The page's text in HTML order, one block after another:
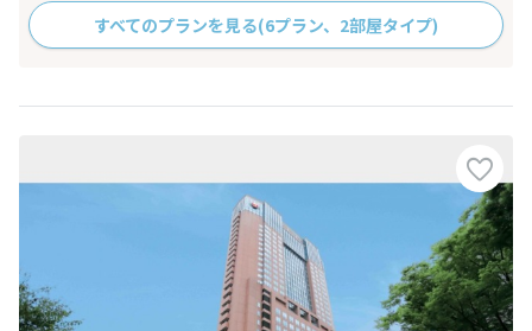
すべてのプランを見る(6プラン、2部屋タイプ)